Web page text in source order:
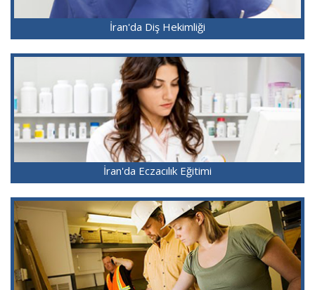
İran'da Diş Hekimliği
İran'da Eczacılık Eğitimi